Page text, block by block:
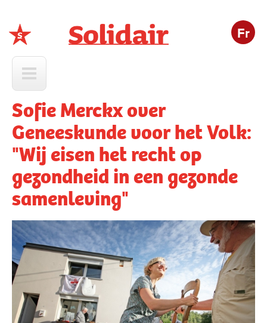
Fr
Sofie Merckx over
Geneeskunde voor het Volk:
"Wij eisen het recht op
gezondheid in een gezonde
samenleving"